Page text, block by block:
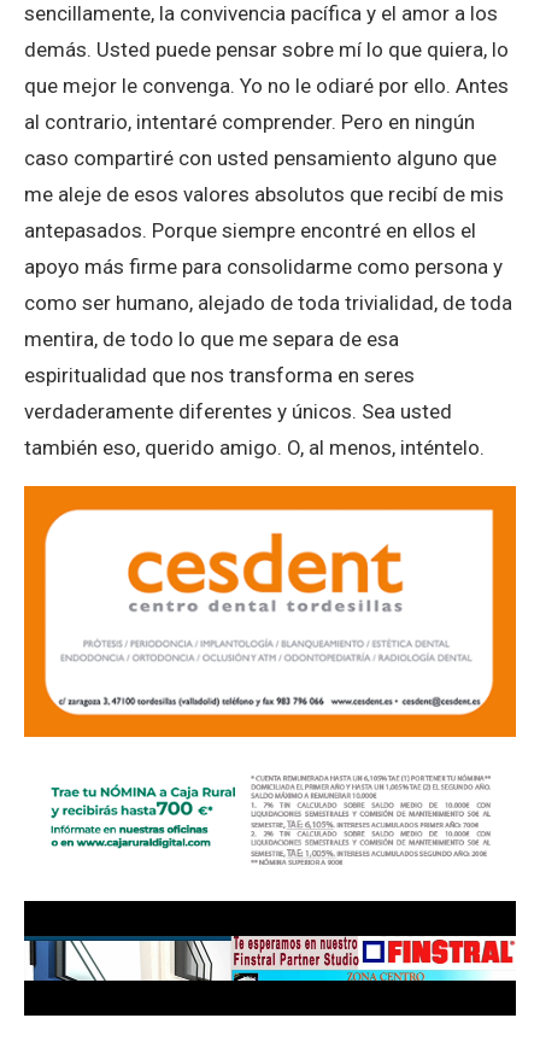
sencillamente, la convivencia pacífica y el amor a los
demás. Usted puede pensar sobre mí lo que quiera, lo
que mejor le convenga. Yo no le odiaré por ello. Antes
al contrario, intentaré comprender. Pero en ningún
caso compartiré con usted pensamiento alguno que
me aleje de esos valores absolutos que recibí de mis
antepasados. Porque siempre encontré en ellos el
apoyo más firme para consolidarme como persona y
como ser humano, alejado de toda trivialidad, de toda
mentira, de todo lo que me separa de esa
espiritualidad que nos transforma en seres
verdaderamente diferentes y únicos. Sea usted
también eso, querido amigo. O, al menos, inténtelo.